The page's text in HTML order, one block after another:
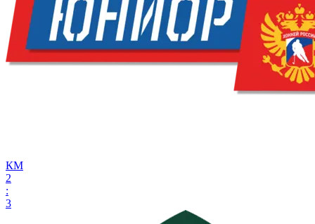
КМ
2
:
3